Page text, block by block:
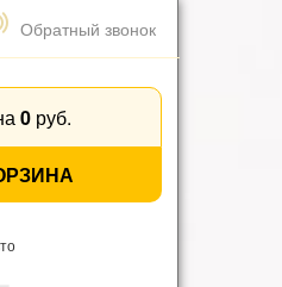
Обратный звонок
0руб.